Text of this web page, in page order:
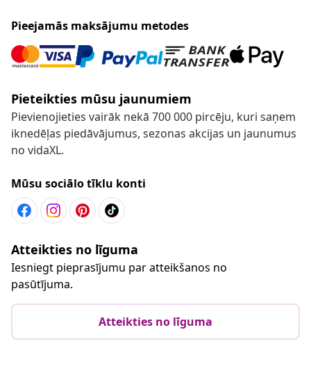
Pieejamās maksājumu metodes
Pieteikties mūsu jaunumiem
Pievienojieties vairāk nekā 700 000 pircēju, kuri saņem
iknedēļas piedāvājumus, sezonas akcijas un jaunumus
no vidaXL.
Mūsu sociālo tīklu konti
Atteikties no līguma
Iesniegt pieprasījumu par atteikšanos no
pasūtījuma.
Atteikties no līguma